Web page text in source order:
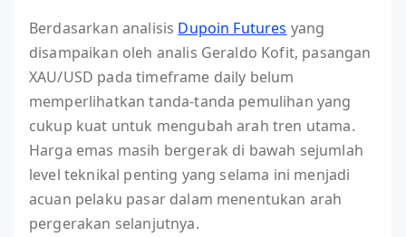
Berdasarkan analisis Dupoin Futures yang
disampaikan oleh analis Geraldo Kofit, pasangan
XAU/USD pada timeframe daily belum
memperlihatkan tanda-tanda pemulihan yang
cukup kuat untuk mengubah arah tren utama.
Harga emas masih bergerak di bawah sejumlah
level teknikal penting yang selama ini menjadi
acuan pelaku pasar dalam menentukan arah
pergerakan selanjutnya.